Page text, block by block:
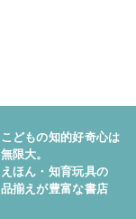
こどもの知的好奇心は
無限大。
えほん・知育玩具の
品揃えが豊富な書店